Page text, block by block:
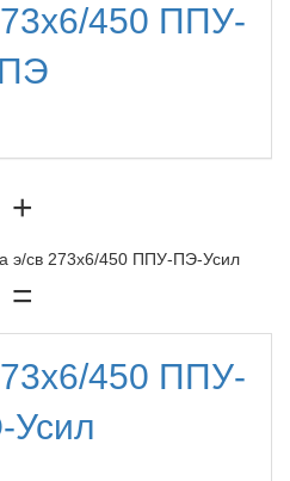
450 ППУ-
ПЭ
+
=
450 ППУ-
Усил